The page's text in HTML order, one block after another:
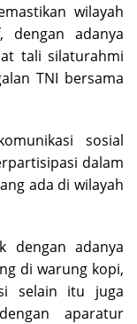
wilayah
dengan adanya
tali silaturahmi
TNI bersama
sosial
dalam
ada di wilayah
dengan adanya
di warung kopi,
selain itu juga
aparatur